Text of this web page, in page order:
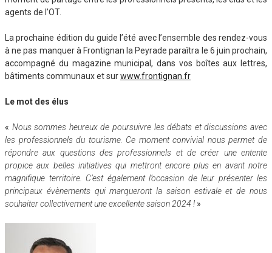
agents de l’OT.
La prochaine édition du guide l’été avec l’ensemble des rendez-vous
à ne pas manquer à Frontignan la Peyrade paraîtra le 6 juin prochain,
accompagné du magazine municipal, dans vos boîtes aux lettres,
bâtiments communaux et surwww.frontignan.fr
Le mot des élus
« Nous sommes heureux de poursuivre les débats et discussions avec
les professionnels du tourisme. Ce moment convivial nous permet de
répondre aux questions des professionnels et de créer une entente
propice aux belles initiatives qui mettront encore plus en avant notre
magnifique territoire. C’est également l’occasion de leur présenter les
principaux évènements qui marqueront la saison estivale et de nous
souhaiter collectivement une excellente saison 2024 ! »